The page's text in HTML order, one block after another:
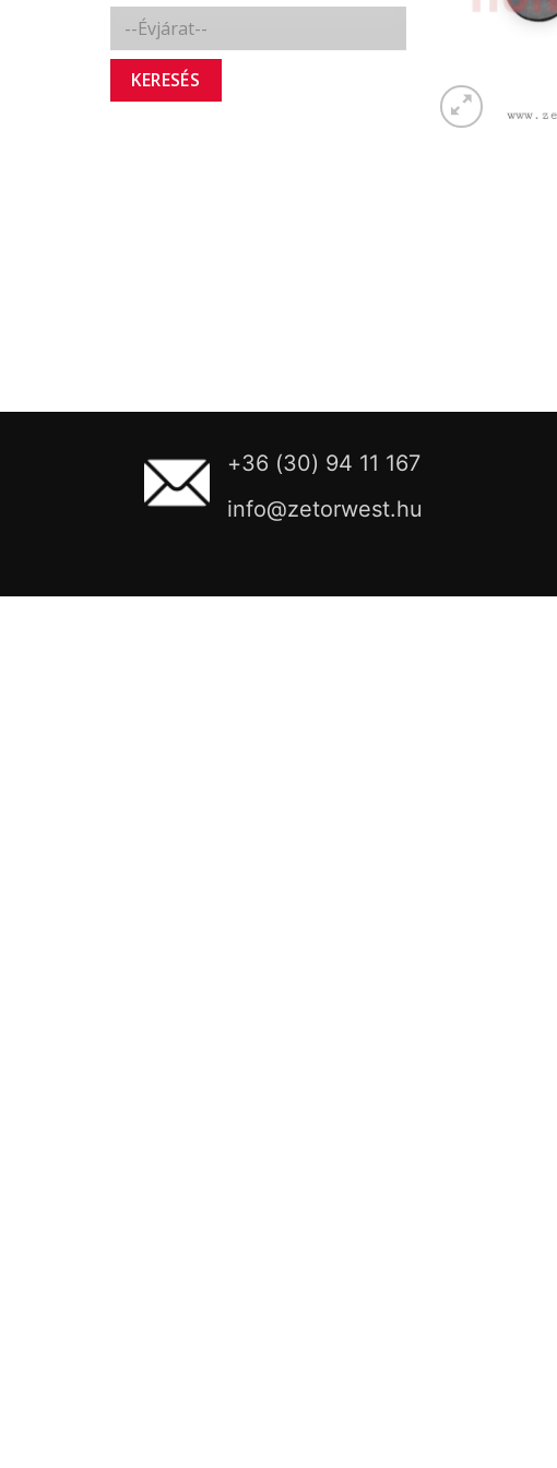
KERESÉS
+36 (30) 94 11 167
info@zetorwest.hu